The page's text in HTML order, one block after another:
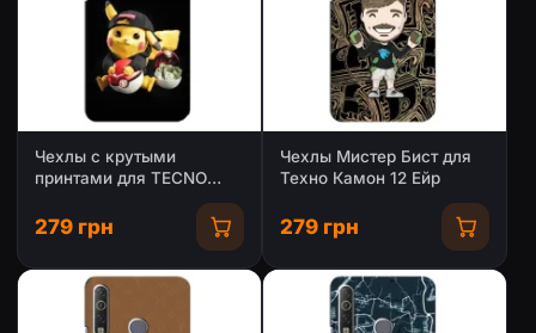
Чехлы с крутыми
принтами для TECNO
(PREMIUMPrint)
279 грн
Чехлы Мистер Бист для
Техно Камон 12 Ейр
279 грн